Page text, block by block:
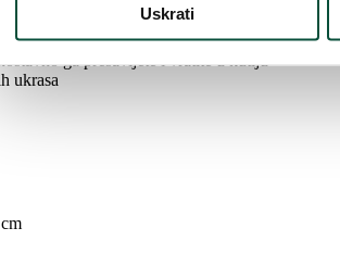
Uskrati
savršen oblik drvca
i PVC materijala
ga presavijete i vratite u kutiju
ukrasa